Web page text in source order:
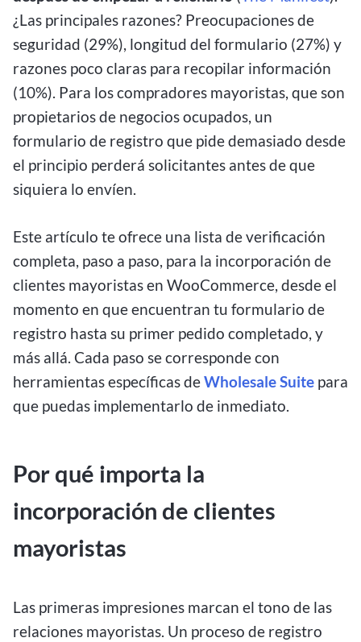
¿Las principales razones? Preocupaciones de
seguridad (29%), longitud del formulario (27%) y
razones poco claras para recopilar información
(10%). Para los compradores mayoristas, que son
propietarios de negocios ocupados, un
formulario de registro que pide demasiado desde
el principio perderá solicitantes antes de que
siquiera lo envíen.
Este artículo te ofrece una lista de verificación
completa, paso a paso, para la incorporación de
clientes mayoristas en WooCommerce, desde el
momento en que encuentran tu formulario de
registro hasta su primer pedido completado, y
más allá. Cada paso se corresponde con
herramientas específicas deWholesale Suite para
que puedas implementarlo de inmediato.
Por qué importa la
incorporación de clientes
mayoristas
Las primeras impresiones marcan el tono de las
relaciones mayoristas. Un proceso de registro